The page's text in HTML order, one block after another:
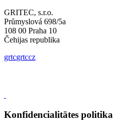
GRITEC, s.r.o.
Průmyslová 698/5a
108 00 Praha 10
Čehijas republika
grtcgrtccz
Konfidencialitātes politika